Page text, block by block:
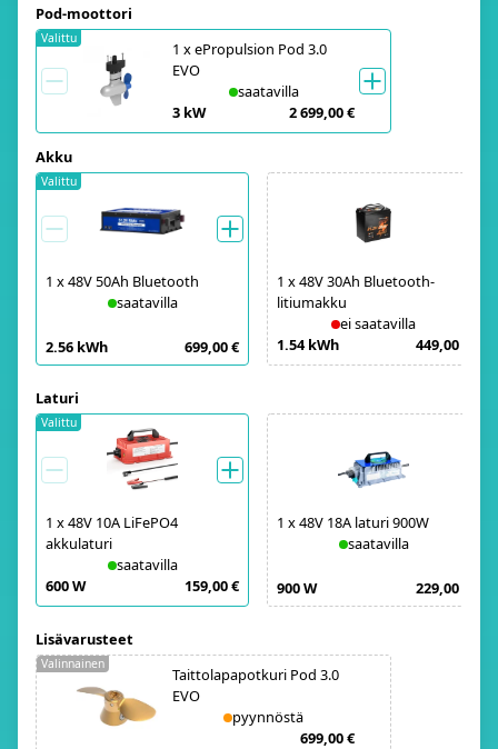
Pod-moottori
1 xePropulsion Pod 3.0
EVO
saatavilla
3 kW
2 699,00 €
Valittu
Akku
1 x48V 50Ah Bluetooth
saatavilla
2.56 kWh 699,00 €
Valittu
1 x48V 30Ah Bluetooth-
litiumakku
ei saatavilla
1.54 kWh
449,00 €
Laturi
1 x48V 10A LiFePO4
akkulaturi
saatavilla
600 W
159,00 €
Valittu
1 x48V 18A laturi 900W
saatavilla
900 W 229,00 €
Lisävarusteet
Taittolapapotkuri Pod 3.0
EVO
pyynnöstä
699,00 €
Valinnainen